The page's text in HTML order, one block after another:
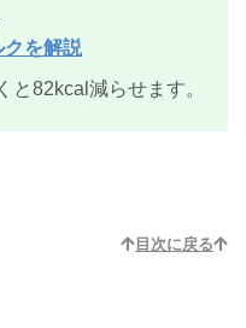
48.3
48.9
クを解説
と82kcal減らせます。
目次に戻る